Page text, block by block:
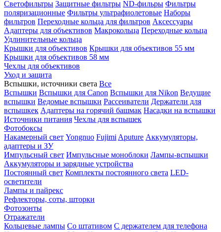
Светофильтры Защитные фильтры ND-фильры Фильтры
поляризационные Фильтры ультрафиолетовые Наборы
фильтров Переходные кольца для фильтров Аксессуары
Адаптеры для объективов Макрокольца Переходные кольца
Удлинительные кольца
Крышки для объективов Крышки для объективов 55 мм
Крышки для объективов 58 мм
Чехлы для объективов
Уход и защита
Вспышки, источники света Все
Вспышки Вспышки для Canon Вспышки для Nikon Ведущие
вспышки Ведомые вспышки Рассеиватели Держатели для
вспышкек Адаптеры на горячий башмак Насадки на вспышки
Источники питания Чехлы для вспышек
Фотобоксы
Накамерный свет Yongnuo Fujimi Aputure Аккумуляторы,
адаптеры и ЗУ
Импульсный свет Импульсные моноблоки Лампы-вспышки
Аккумуляторы и зарядные устройства
Постоянный свет Комплекты постоянного света LED-
осветители
Лампы и пайрекс
Рефлекторы, соты, шторки
Фотозонты
Отражатели
Кольцевые лампы Со штативом С держателем для телефона